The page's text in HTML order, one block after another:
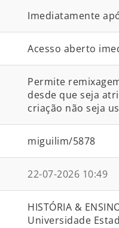
Imediatamente
Acesso aberto
Permite
desde que seja
criação não seja
miguilim/5878
22-07-2026 10:49
HISTÓRIA &
Universidade